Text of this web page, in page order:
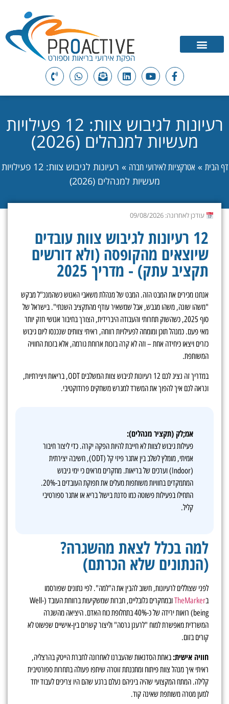
רעיונות לגיבוש צוות: 12 פעילויות
מעשיות למנהלים (2026)
דף הבית » אטרקציות לאירועי חברה »
רעיונות לגיבוש צוות: 12 פעילויות
מעשיות למנהלים (2026)
עודכן לאחרונה: 09/08/2026
12 רעיונות לגיבוש צוות עובדים
שיוצאים מהקופסה (ולא דורשים
תקציב עתק) - מדריך 2025
אנחנו מכירים את המבט הזה. המבט של מנהלת משאבי האנוש כשהמנכ"ל מבקש
"משהו שונה, משהו מגבש, אבל שמשאיר עודף מהתקציב השנתי". בישראל של
סוף 2025, כשהשוק תחרותי והעבודה היברידית, הצורך בחיבור אנושי חזק יותר
מאי פעם. כמנהל תוכן ומומחה לפעילויות רווחה, ראיתי צוותים שנכנסו ליום גיבוש
כזרים ויצאו כיחידה אחת – וזה לא קרה בזכות ארוחת גורמה, אלא בזכות החוויה
המשותפת.
במדריך זה נציג לכם 12 רעיונות לגיבוש צוות המשלבים ODT, בריאות ויצירתיות,
ונראה לכם איך להפוך את המשרד למגרש משחקים פרודוקטיבי.
אמ;לק (תקציר מנהלים):
פעילות גיבוש לצוות לא חייבת להיות הפקה יקרה. כדי ליצור חיבור
אמיתי, מומלץ לשלב בין אתגר פיזי קל (ODT), חשיבה יצירתית
(Indoor) וערכים של בריאות. מחקרים מראים כי ימי גיבוש
המתמקדים בחוויות משותפות מעלים את תפוקת העובדים ב-20%.
התחילו בפעילות פשוטה כמו סדנת בישול בריא או אתגר ספורטיבי
קליל.
למה בכלל לצאת מהשגרה?
(הנתונים שלא הכרתם)
לפני שצוללים לרעיונות, חשוב להבין את ה"למה". לפי נתונים שפורסמו
בTheMarker
ובמחקרים גלובליים, חברות שמשקיעות ברווחת העובד (Well-
being) רואות ירידה של כ-40% בתחלופת כוח האדם. היציאה מהשגרה
המשרדית מאפשרת למוח "לרענן גרסה" וליצור קשרים בין-אישיים שפשוט לא
קורים בזום.
חוויה אישית: באחת הסדנאות שהעברנו לאחרונה לחברת הייטק בהרצליה,
ראיתי איך מנהל צוות פיתוח ומתכנתת זוטרה שיתפו פעולה בתחרות ספורטיבית
קלילה. המתח המקצועי שהיה ביניהם נעלם ברגע שהם היו צריכים לעבוד יחד
למען מטרה משותפת שאינה קוד.